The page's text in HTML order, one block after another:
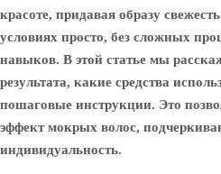
красоте, придавая образу
условиях просто, без сложных
навыков. В этой статье мы
результата, какие средства
пошаговые инструкции. Это
эффект мокрых волос,
индивидуальность.